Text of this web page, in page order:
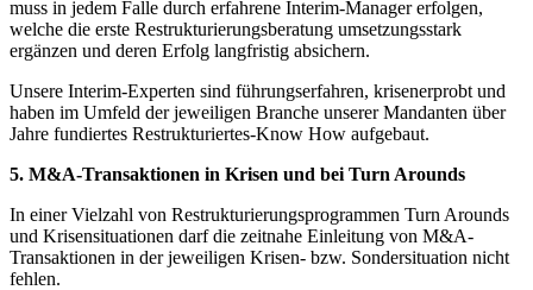
muss in jedem Falle durch erfahrene Interim-Manager erfolgen,
welche die erste Restrukturierungsberatung umsetzungsstark
ergänzen und deren Erfolg langfristig absichern.
Unsere Interim-Experten sind führungserfahren, krisenerprobt und
haben im Umfeld der jeweiligen Branche unserer Mandanten über
Jahre fundiertes Restrukturiertes-Know How aufgebaut.
5. M&A-Transaktionen in Krisen und bei Turn Arounds
In einer Vielzahl von Restrukturierungsprogrammen Turn Arounds
und Krisensituationen darf die zeitnahe Einleitung von M&A-
Transaktionen in der jeweiligen Krisen- bzw. Sondersituation nicht
fehlen.